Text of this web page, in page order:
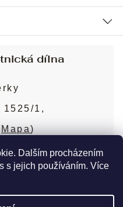
Dalším procházením
s jejich používáním. Více
dílna
1,
Mapa)
. Všechna práva